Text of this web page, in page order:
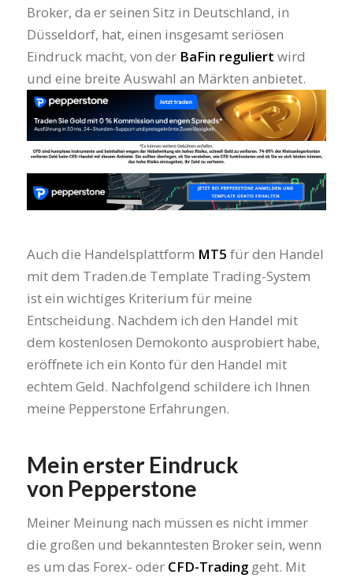
Broker, da er seinen Sitz in Deutschland, in
Düsseldorf, hat, einen insgesamt seriösen
Eindruck macht, von der BaFin reguliert wird
und eine breite Auswahl an Märkten anbietet.
Auch die Handelsplattform MT5 für den Handel
mit dem Traden.de Template Trading-System
ist ein wichtiges Kriterium für meine
Entscheidung. Nachdem ich den Handel mit
dem kostenlosen Demokonto ausprobiert habe,
eröffnete ich ein Konto für den Handel mit
echtem Geld. Nachfolgend schildere ich Ihnen
meine Pepperstone Erfahrungen.
Mein erster Eindruck
von Pepperstone
Meiner Meinung nach müssen es nicht immer
die großen und bekanntesten Broker sein, wenn
es um das Forex- oder CFD-Tradinggeht. Mit